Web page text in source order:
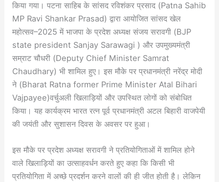
किया गया। पटना साहिब के सांसद रविशंकर प्रसाद (Patna Sahib
MP Ravi Shankar Prasad) द्वारा आयोजित सांसद खेल
महोत्सव–2025 में भाजपा के प्रदेश अध्यक्ष संजय सरावगी (BJP
state president Sanjay Sarawagi ) और उपमुख्यमंत्री
सम्राट चौधरी (Deputy Chief Minister Samrat
Chaudhary) भी शामिल हुए। इस मौके पर प्रधानमंत्री नरेंद्र मोदी
ने (Bharat Ratna former Prime Minister Atal Bihari
Vajpayee)वर्चुअली खिलाड़ियों और उपस्थित लोगों को संबोधित
किया। यह कार्यक्रम भारत रत्न पूर्व प्रधानमंत्री अटल बिहारी वाजपेयी
की जयंती और सुशासन दिवस के अवसर पर हुआ।
इस मौके पर प्रदेश अध्यक्ष सरावगी ने प्रतियोगिताओं में शामिल होने
वाले खिलाड़ियों का उत्साहवर्धन करते हुए कहा कि किसी भी
प्रतियोगिता में अच्छे प्रदर्शन करने वालों की ही जीत होती है। लेकिन